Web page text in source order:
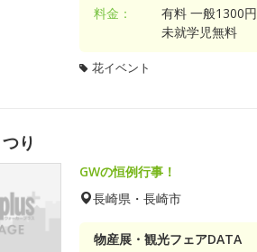
料金：
有料 一般1300
未就学児無料
花イベント
り
GWの恒例行事！
長崎県・長崎市
物産展・観光フェアDATA